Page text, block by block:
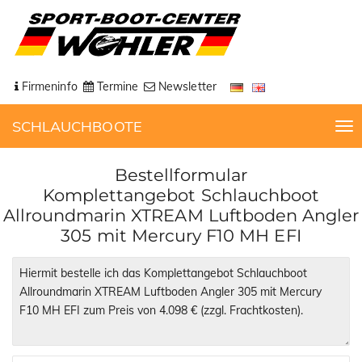
Firmeninfo Termine Newsletter
SCHLAUCHBOOTE
T
o
e
a
Bestellformular
Komplettangebot Schlauchboot
Allroundmarin XTREAM Luftboden Angler
305 mit Mercury F10 MH EFI